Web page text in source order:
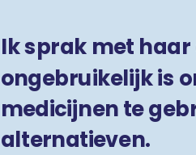
Ik sprak met
ongebruikelijk is
medicijnen te
alternatieven.